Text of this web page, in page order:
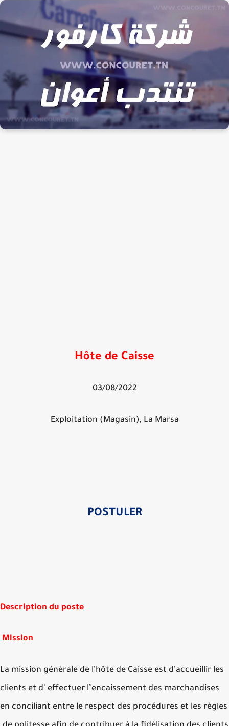
Hôte de Caisse
03/08/2022
Exploitation (Magasin), La Marsa
POSTULER
Description du poste
Mission
La mission générale de l'hôte de Caisse est d'accueillir
clients et d' effectuer l’encaissement des marchandises
en conciliant entre le respect des procédures et les